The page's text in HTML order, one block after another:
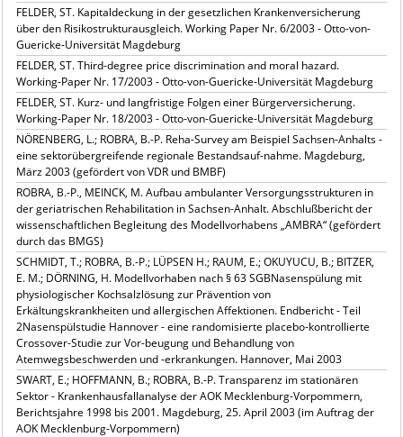
FELDER, ST. Kapitaldeckung in der gesetzlichen Krankenversicherung
über den Risikostrukturausgleich. Working Paper Nr. 6/2003 - Otto-von-
Guericke-Universität Magdeburg
FELDER, ST. Third-degree price discrimination and moral hazard.
Working-Paper Nr. 17/2003 - Otto-von-Guericke-Universität Magdeburg
FELDER, ST. Kurz- und langfristige Folgen einer Bürgerversicherung.
Working-Paper Nr. 18/2003 - Otto-von-Guericke-Universität Magdeburg
NÖRENBERG, L.; ROBRA, B.-P. Reha-Survey am Beispiel Sachsen-Anhalts -
eine sektorübergreifende regionale Bestandsauf-nahme. Magdeburg,
März 2003 (gefördert von VDR und BMBF)
ROBRA, B.-P., MEINCK, M. Aufbau ambulanter Versorgungsstrukturen in
der geriatrischen Rehabilitation in Sachsen-Anhalt. Abschlußbericht der
wissenschaftlichen Begleitung des Modellvorhabens „AMBRA“ (gefördert
durch das BMGS)
SCHMIDT, T.; ROBRA, B.-P.; LÜPSEN H.; RAUM, E.; OKUYUCU, B.; BITZER,
E. M.; DÖRNING, H. Modellvorhaben nach § 63 SGBNasenspülung mit
physiologischer Kochsalzlösung zur Prävention von
Erkältungskrankheiten und allergischen Affektionen. Endbericht - Teil
2Nasenspülstudie Hannover - eine randomisierte placebo-kontrollierte
Crossover-Studie zur Vor-beugung und Behandlung von
Atemwegsbeschwerden und -erkrankungen. Hannover, Mai 2003
SWART, E.; HOFFMANN, B.; ROBRA, B.-P. Transparenz im stationären
Sektor - Krankenhausfallanalyse der AOK Mecklenburg-Vorpommern,
Berichtsjahre 1998 bis 2001. Magdeburg, 25. April 2003 (im Auftrag der
AOK Mecklenburg-Vorpommern)